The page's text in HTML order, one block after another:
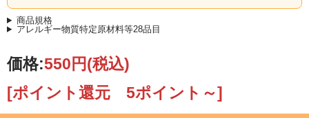
商品規格
アレルギー物質特定原材料等28品目
価格:550円(税込)
[ポイント還元 5ポイント～]